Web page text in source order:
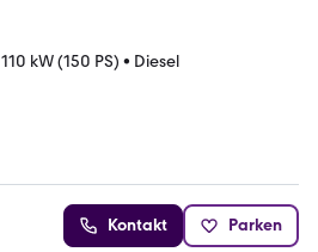
110 kW (150 PS) • Diesel
Kontakt Parken